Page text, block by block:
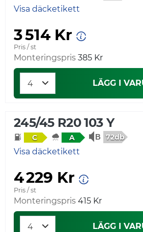
Visa däcketikett
3 514 Kr
Pris / st
Monteringspris 385 Kr
LÄGG I
245/45 R20 103 Y
C A 72db
Visa däcketikett
4 229 Kr
Pris / st
Monteringspris 415 Kr
LÄGG I